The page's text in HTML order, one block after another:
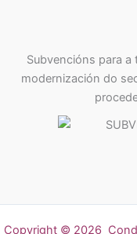
Subvencións para
modernización do
Copyright © 2026